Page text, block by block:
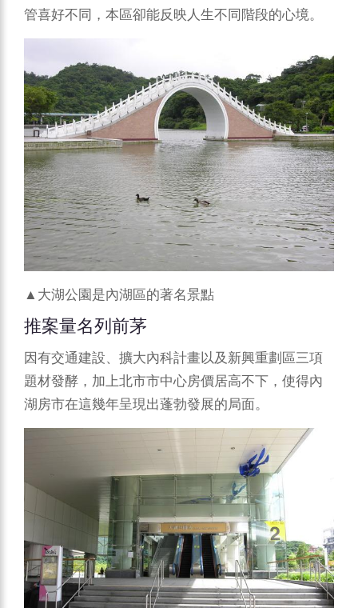
管喜好不同，本區卻能反映人生不同階段的心境。
▲大湖公園是內湖區的著名景點
推案量名列前茅
因有交通建設、擴大內科計畫以及新興重劃區三項
題材發酵，加上北市市中心房價居高不下，使得內
湖房市在這幾年呈現出蓬勃發展的局面。